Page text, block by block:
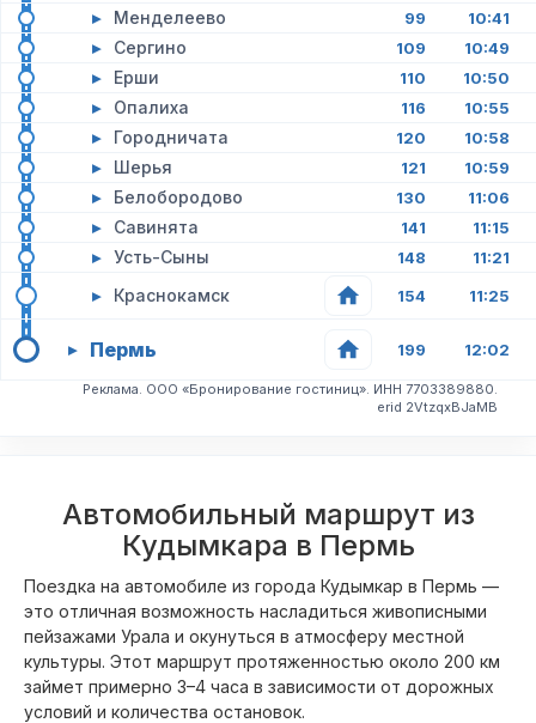
▸ Менделеево 99 10:41
▸ Сергино 109 10:49
▸ Ерши 110 10:50
▸ Опалиха 116 10:55
▸ Городничата 120 10:58
▸ Шерья 121 10:59
▸ Белобородово 130 11:06
▸ Савинята 141 11:15
▸ Усть-Сыны 148 11:21
▸ Краснокамск 154 11:25
▸ Пермь 199 12:02
Реклама. ООО «Бронирование гостиниц». ИНН 7703389880.
erid 2VtzqxBJaMB
Автомобильный маршрут из
Кудымкара в Пермь
Поездка на автомобиле из города Кудымкар в Пермь —
это отличная возможность насладиться живописными
пейзажами Урала и окунуться в атмосферу местной
культуры. Этот маршрут протяженностью около 200 км
займет примерно 3–4 часа в зависимости от дорожных
условий и количества остановок.